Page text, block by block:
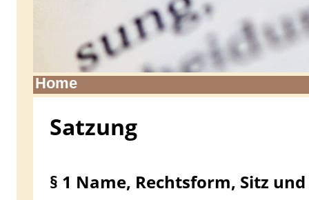
Home
Satzung
§ 1 Name, Rechtsform, Sitz